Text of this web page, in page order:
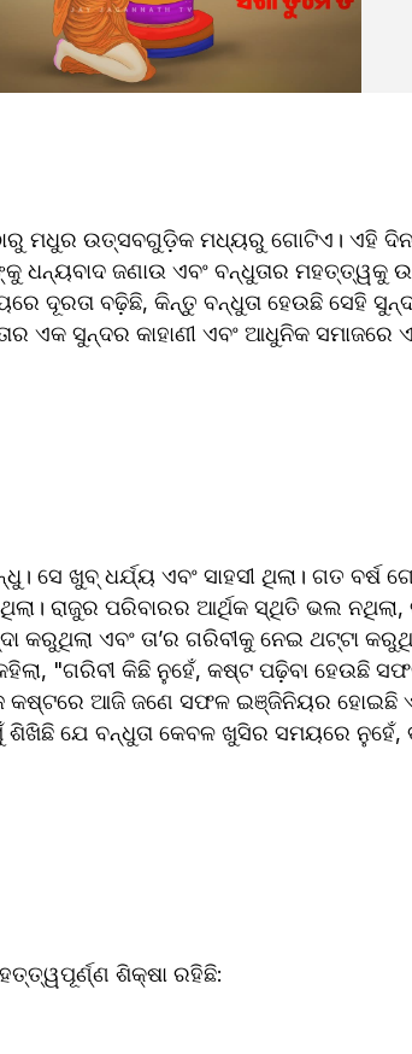
ମଧୁର ଉତ୍ସବଗୁଡ଼ିକ ମଧ୍ୟରୁ ଗୋଟିଏ। ଏହି
ଧନ୍ୟବାଦ ଜଣାଉ ଏବଂ ବନ୍ଧୁତାର ମହତ୍ତ୍ୱକୁ
ଦୂରତା ବଢ଼ିଛି, କିନ୍ତୁ ବନ୍ଧୁତା ହେଉଛି ସେହି
ଏକ ସୁନ୍ଦର କାହାଣୀ ଏବଂ ଆଧୁନିକ ସମାଜରେ
ସେ ଖୁବ୍ ଧର୍ଯ୍ୟ ଏବଂ ସାହସୀ ଥିଲା। ଗତ ବର୍ଷ
ରାଜୁର ପରିବାରର ଆର୍ଥିକ ସ୍ଥିତି ଭଲ ନଥିଲା,
କରୁଥିଲା ଏବଂ ତା’ର ଗରିବୀକୁ ନେଇ ଥଟ୍ଟା
"ଗରିବୀ କିଛି ନୁହେଁ, କଷ୍ଟ ପଢ଼ିବା ହେଉଛି
କଷ୍ଟରେ ଆଜି ଜଣେ ସଫଳ ଇଞ୍ଜିନିୟର ହୋଇଛି
ଶିଖିଛି ଯେ ବନ୍ଧୁତା କେବଳ ଖୁସିର ସମୟରେ ନୁହେଁ,
ଶିକ୍ଷା ରହିଛି: